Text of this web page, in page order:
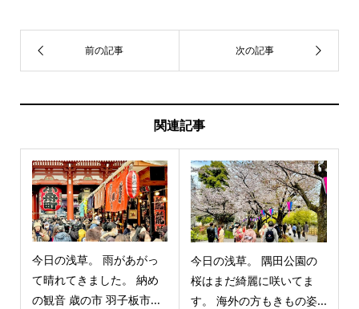
関連記事
今日の浅草。 雨があがっ
て晴れてきました。 納め
の観音 歳の市 羽子板市...
今日の浅草。 隅田公園の
桜はまだ綺麗に咲いてま
す。 海外の方もきもの姿...